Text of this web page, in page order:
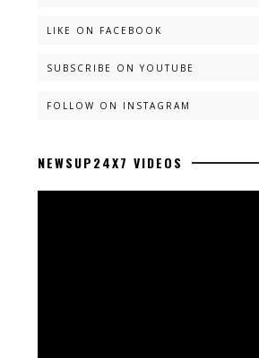
LIKE ON FACEBOOK
SUBSCRIBE ON YOUTUBE
FOLLOW ON INSTAGRAM
NEWSUP24X7 VIDEOS